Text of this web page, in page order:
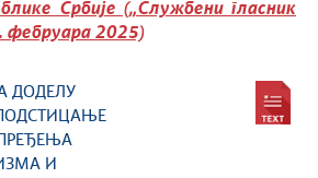
Србије („Службени гласник
фебруара 2025)
ДОДЕЛУ
И